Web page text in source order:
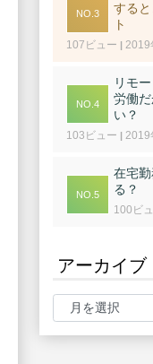
する
ト
107ビュー | 2019
リモ
労働
い？
103ビュー | 2019
在宅
る？
100ビ
アーカイブ